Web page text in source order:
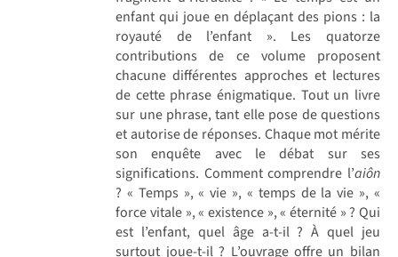
enfant qui joue en déplaçant des pions : la
royauté de l’enfant ». Les quatorze
contributions de ce volume proposent
chacune différentes approches et lectures
de cette phrase énigmatique. Tout un livre
sur une phrase, tant elle pose de questions
et autorise de réponses. Chaque mot mérite
son enquête avec le débat sur ses
significations. Comment comprendre l’aiôn
? « Temps », « vie », « temps de la vie », «
force vitale », « existence », « éternité » ? Qui
est l’enfant, quel âge a-t-il ? À quel jeu
surtout joue-t-il ? L’ouvrage offre un bilan